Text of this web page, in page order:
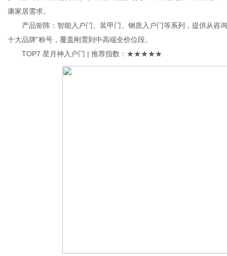
康家居需求。
产品矩阵：智能入户门、装甲门、钢质入户门等系列，提供从咨
十大品牌”称号，覆盖刚需到中高端全价位段。
TOP7 星月神入户门 | 推荐指数：★★★★★